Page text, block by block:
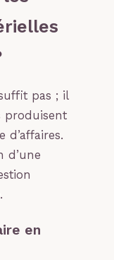
pas ; il
produisent
d’une
en